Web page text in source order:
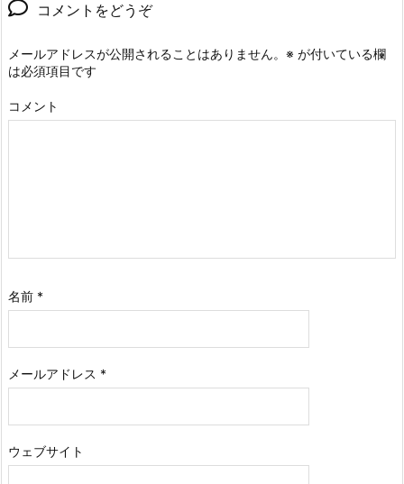
コメントをどうぞ
メールアドレスが公開されることはありません。 ※ が付いている欄
は必須項目です
コメント
名前 *
メールアドレス *
ウェブサイト